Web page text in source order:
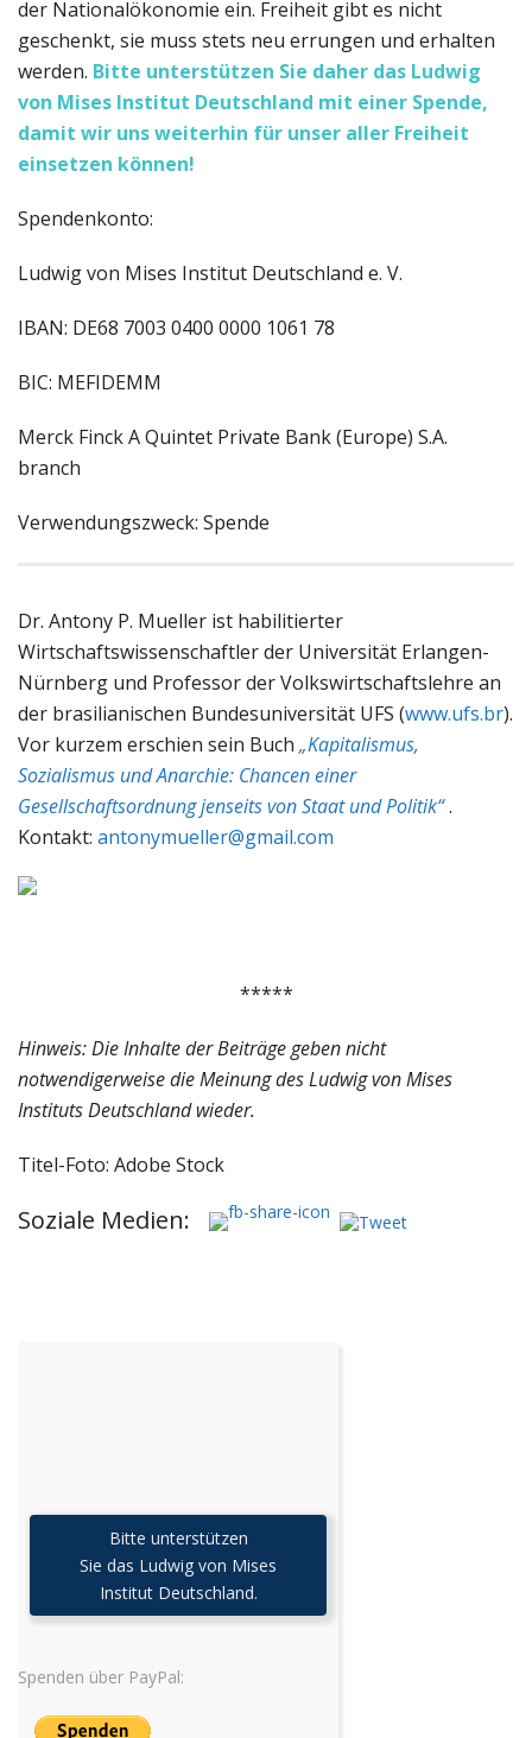
der Nationalökonomie ein. Freiheit gibt es nicht
geschenkt, sie muss stets neu errungen und erhalten
werden. Bitte unterstützen Sie daher das Ludwig
von Mises Institut Deutschland mit einer Spende,
damit wir uns weiterhin für unser aller Freiheit
einsetzen können!
Spendenkonto:
Ludwig von Mises Institut Deutschland e. V.
IBAN: DE68 7003 0400 0000 1061 78
BIC: MEFIDEMM
Merck Finck A Quintet Private Bank (Europe) S.A.
branch
Verwendungszweck: Spende
Dr. Antony P. Mueller ist habilitierter
Wirtschaftswissenschaftler der Universität Erlangen-
Nürnberg und Professor der Volkswirtschaftslehre an
der brasilianischen Bundesuniversität UFS (www.ufs.br).
Vor kurzem erschien sein Buch „Kapitalismus,
Sozialismus und Anarchie: Chancen einer
Gesellschaftsordnung jenseits von Staat und Politik“.
Kontakt: antonymueller@gmail.com
*****
Hinweis: Die Inhalte der Beiträge geben nicht
notwendigerweise die Meinung des Ludwig von Mises
Instituts Deutschland wieder.
Titel-Foto: Adobe Stock
Soziale Medien:
Bitte unterstützen
Sie das Ludwig von Mises
Institut Deutschland.
Spenden über PayPal: